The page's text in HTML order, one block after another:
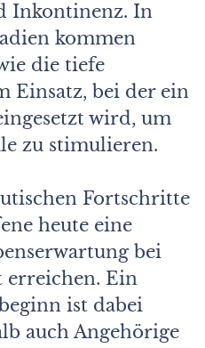
Inkontinenz. In
kommen
die tiefe
Einsatz, bei der ein
wird, um
zu stimulieren.
Fortschritte
heute eine
bei
erreichen. Ein
ist dabei
auch Angehörige